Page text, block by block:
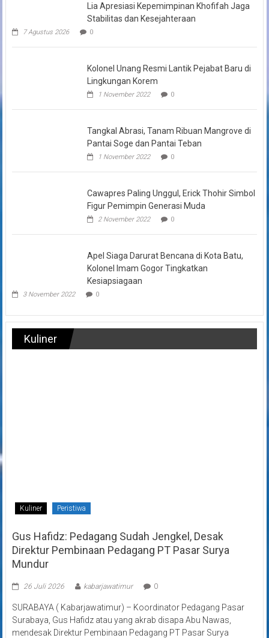
Lia Apresiasi Kepemimpinan Khofifah Jaga
Stabilitas dan Kesejahteraan
7 Agustus 2026 0
Kolonel Unang Resmi Lantik Pejabat Baru di
Lingkungan Korem
1 November 2022 0
Tangkal Abrasi, Tanam Ribuan Mangrove di
Pantai Soge dan Pantai Teban
1 November 2022 0
Cawapres Paling Unggul, Erick Thohir Simbol
Figur Pemimpin Generasi Muda
2 November 2022 0
Apel Siaga Darurat Bencana di Kota Batu,
Kolonel Imam Gogor Tingkatkan
Kesiapsiagaan
3 November 2022 0
Kuliner
Kuliner Peristiwa
Gus Hafidz: Pedagang Sudah Jengkel, Desak
Direktur Pembinaan Pedagang PT Pasar Surya
Mundur
26 Juli 2026 kabarjawatimur 0
SURABAYA ( Kabarjawatimur) – Koordinator Pedagang Pasar
Surabaya, Gus Hafidz atau yang akrab disapa Abu Nawas,
mendesak Direktur Pembinaan Pedagang PT Pasar Surya